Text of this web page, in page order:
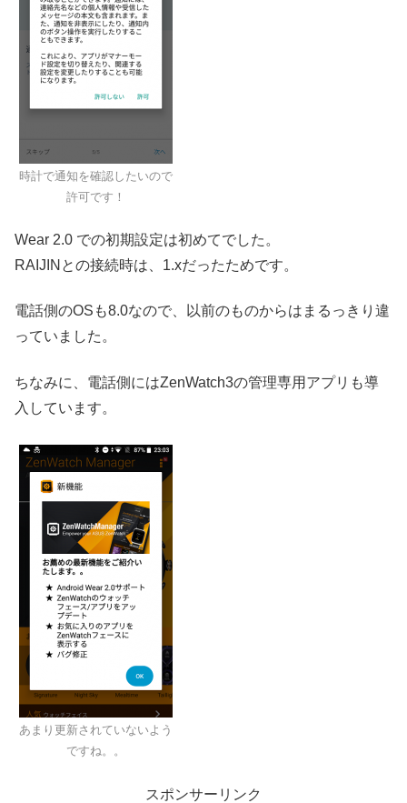
時計で通知を確認したいので
許可です！
Wear 2.0 での初期設定は初めてでした。
RAIJINとの接続時は、1.xだったためです。
電話側のOSも8.0なので、以前のものからはまるっきり違
っていました。
ちなみに、電話側にはZenWatch3の管理専用アプリも導
入しています。
あまり更新されていないよう
ですね。。
スポンサーリンク